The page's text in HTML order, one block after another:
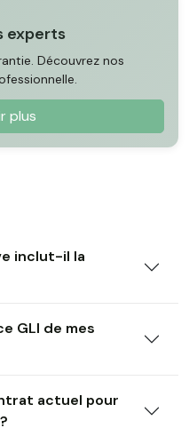
experts
Découvrez nos
plus
inclut-il la
GLI de mes
actuel pour